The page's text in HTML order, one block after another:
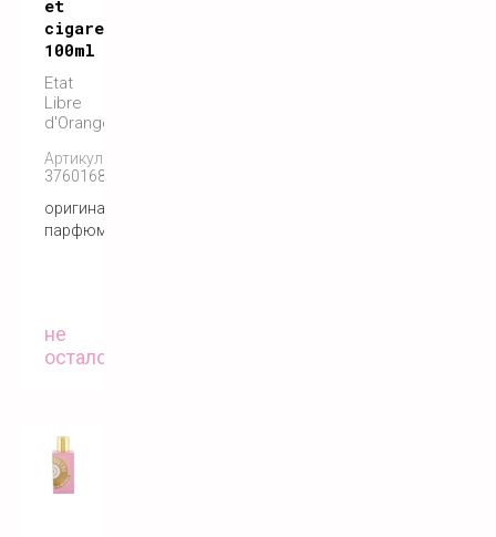
et
cigarette
100ml
Etat
Libre
d'Orange
Артикул:
3760168592362
оригинальный
парфюм
не
осталось